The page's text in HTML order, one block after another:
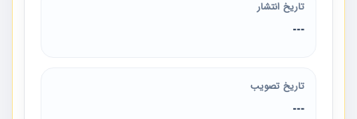
تاریخ انتشار
---
تاریخ تصویب
---